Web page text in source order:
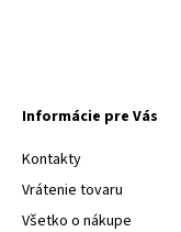
Informácie pre Vás
Kontakty
Vrátenie tovaru
Všetko o nákupe